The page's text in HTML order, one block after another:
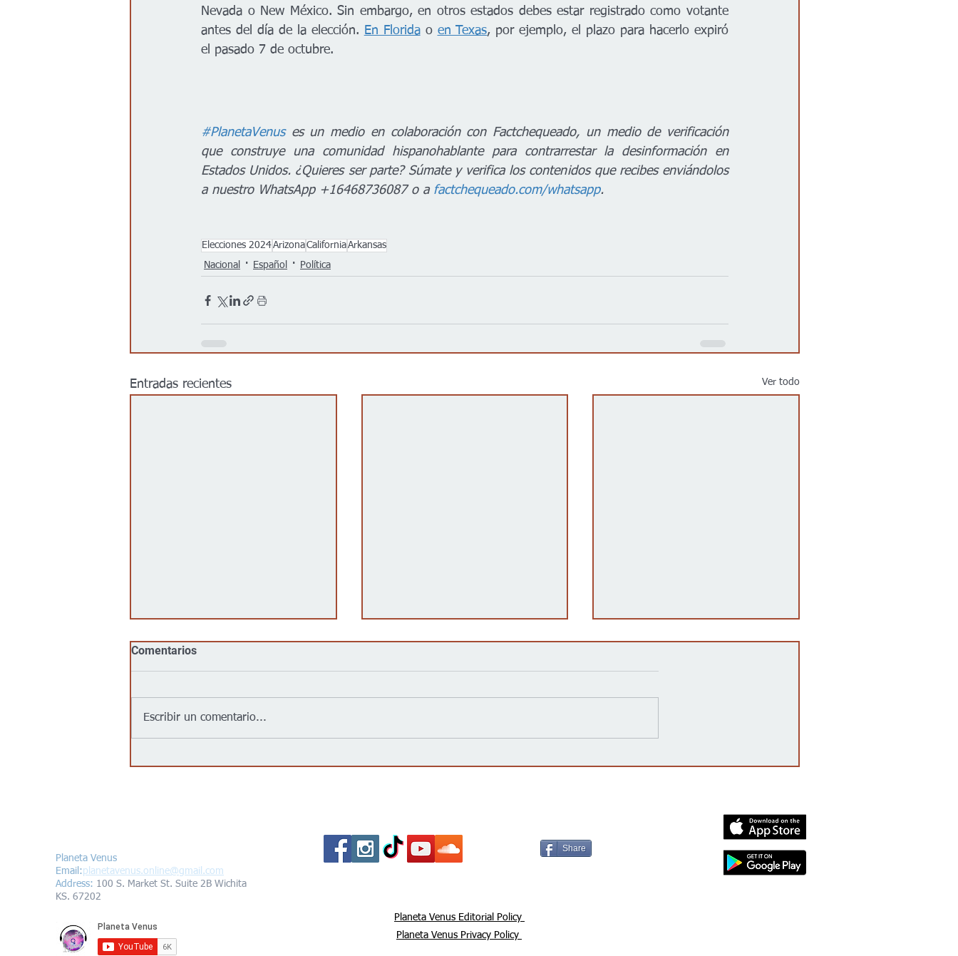
Nevada o New México. Sin embargo, en otros estados debes estar registrado como votante
antes del día de la elección.
En Florida o en Texas, por ejemplo, el plazo para hacerlo expiró
el pasado 7 de octubre.
#PlanetaVenus es un medio en colaboración con Factchequeado, un medio de verificación
que construye una comunidad hispanohablante para contrarrestar la desinformación en
Estados Unidos. ¿Quieres ser parte? Súmate y verifica los contenidos que recibes enviándolos
a nuestro WhatsApp +16468736087 o a factchequeado.com/whatsapp.
Elecciones 2024ArizonaCaliforniaArkansas
Nacional
Español Política
Entradas recientes Ver todo
Comentarios
Escribir un comentario...
Planeta Venus
Email:planetavenus.online@gmail.com
Address: 100 S. Market St. Suite 2B Wichita
KS. 67202
Share
Planeta Venus Privacy Policy
Planeta Venus Editorial Policy